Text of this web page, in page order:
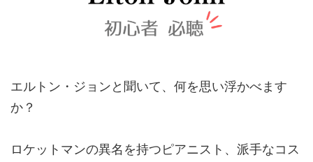
エルトン・ジョンと聞いて、何を思い浮かべます
か？
ロケットマンの異名を持つピアニスト、派手なコス